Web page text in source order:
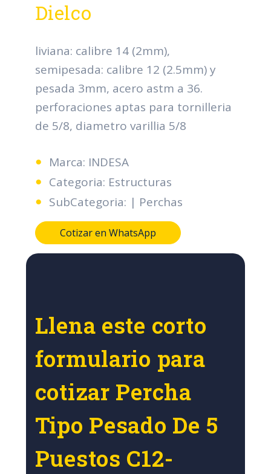
Dielco
liviana: calibre 14 (2mm),
semipesada: calibre 12 (2.5mm) y
pesada 3mm, acero astm a 36.
perforaciones aptas para tornilleria
de 5/8, diametro varillia 5/8
Marca: INDESA
Categoria: Estructuras
SubCategoria: | Perchas
Cotizar en WhatsApp
Llena este corto
formulario para
cotizar Percha
Tipo Pesado De 5
Puestos C12-